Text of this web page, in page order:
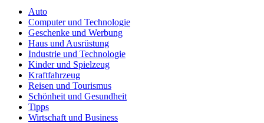
Auto
Computer und Technologie
Geschenke und Werbung
Haus und Ausrüstung
Industrie und Technologie
Kinder und Spielzeug
Kraftfahrzeug
Reisen und Tourismus
Schönheit und Gesundheit
Tipps
Wirtschaft und Business